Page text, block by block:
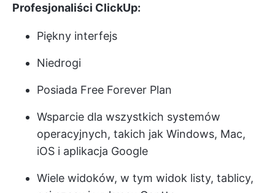
Profesjonaliści ClickUp:
Piękny interfejs
Niedrogi
Posiada Free Forever Plan
Wsparcie dla wszystkich systemów
operacyjnych, takich jak Windows, Mac,
iOS i aplikacja Google
Wiele widoków, w tym widok listy, tablicy,